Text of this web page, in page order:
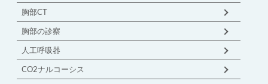
胸部CT
胸部の診察
人工呼吸器
CO2ナルコーシス